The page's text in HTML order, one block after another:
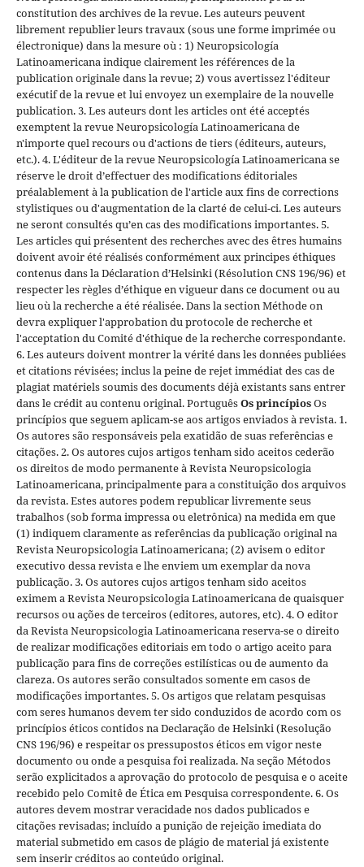
constitution des archives de la revue. Les auteurs peuvent
librement republier leurs travaux (sous une forme imprimée ou
électronique) dans la mesure où : 1) Neuropsicología
Latinoamericana indique clairement les références de la
publication originale dans la revue; 2) vous avertissez l'éditeur
exécutif de la revue et lui envoyez un exemplaire de la nouvelle
publication. 3. Les auteurs dont les articles ont été acceptés
exemptent la revue Neuropsicología Latinoamericana de
n'importe quel recours ou d'actions de tiers (éditeurs, auteurs,
etc.). 4. L'éditeur de la revue Neuropsicología Latinoamericana se
réserve le droit d’effectuer des modifications éditoriales
préalablement à la publication de l'article aux fins de corrections
stylistiques ou d'augmentation de la clarté de celui-ci. Les auteurs
ne seront consultés qu’en cas des modifications importantes. 5.
Les articles qui présentent des recherches avec des êtres humains
doivent avoir été réalisés conformément aux principes éthiques
contenus dans la Déclaration d’Helsinki (Résolution CNS 196/96) et
respecter les règles d’éthique en vigueur dans ce document ou au
lieu où la recherche a été réalisée. Dans la section Méthode on
devra expliquer l'approbation du protocole de recherche et
l'acceptation du Comité d'éthique de la recherche correspondante.
6. Les auteurs doivent montrer la vérité dans les données publiées
et citations révisées; inclus la peine de rejet immédiat des cas de
plagiat matériels soumis des documents déjà existants sans entrer
dans le crédit au contenu original.PortuguêsOs princípiosOs
princípios que seguem aplicam-se aos artigos enviados à revista. 1.
Os autores são responsáveis pela exatidão de suas referências e
citações. 2. Os autores cujos artigos tenham sido aceitos cederão
os direitos de modo permanente à Revista Neuropsicologia
Latinoamericana, principalmente para a constituição dos arquivos
da revista. Estes autores podem republicar livremente seus
trabalhos (sob forma impressa ou eletrônica) na medida em que
(1) indiquem claramente as referências da publicação original na
Revista Neuropsicologia Latinoamericana; (2) avisem o editor
executivo dessa revista e lhe enviem um exemplar da nova
publicação. 3. Os autores cujos artigos tenham sido aceitos
eximem a Revista Neuropsicologia Latinoamericana de quaisquer
recursos ou ações de terceiros (editores, autores, etc). 4. O editor
da Revista Neuropsicologia Latinoamericana reserva-se o direito
de realizar modificações editoriais em todo o artigo aceito para
publicação para fins de correções estilísticas ou de aumento da
clareza. Os autores serão consultados somente em casos de
modificações importantes. 5. Os artigos que relatam pesquisas
com seres humanos devem ter sido conduzidos de acordo com os
princípios éticos contidos na Declaração de Helsinki (Resolução
CNS 196/96) e respeitar os pressupostos éticos em vigor neste
documento ou onde a pesquisa foi realizada. Na seção Métodos
serão explicitados a aprovação do protocolo de pesquisa e o aceite
recebido pelo Comitê de Ética em Pesquisa correspondente. 6. Os
autores devem mostrar veracidade nos dados publicados e
citações revisadas; incluído a punição de rejeição imediata do
material submetido em casos de plágio de material já existente
sem inserir créditos ao conteúdo original.